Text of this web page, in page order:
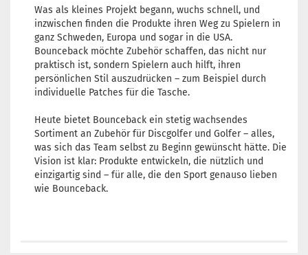
Was als kleines Projekt begann, wuchs schnell, und
inzwischen finden die Produkte ihren Weg zu Spielern in
ganz Schweden, Europa und sogar in die USA.
Bounceback möchte Zubehör schaffen, das nicht nur
praktisch ist, sondern Spielern auch hilft, ihren
persönlichen Stil auszudrücken – zum Beispiel durch
individuelle Patches für die Tasche.
Heute bietet Bounceback ein stetig wachsendes
Sortiment an Zubehör für Discgolfer und Golfer – alles,
was sich das Team selbst zu Beginn gewünscht hätte. Die
Vision ist klar: Produkte entwickeln, die nützlich und
einzigartig sind – für alle, die den Sport genauso lieben
wie Bounceback.